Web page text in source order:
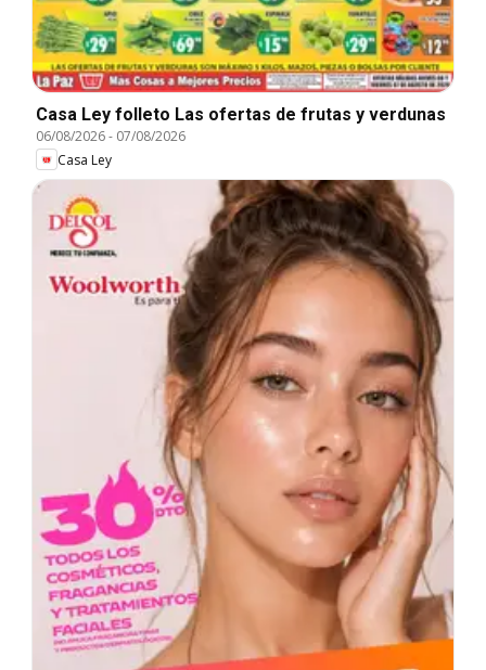
Casa Ley folleto Las ofertas de frutas y verdunas
06/08/2026- 07/08/2026
Casa Ley